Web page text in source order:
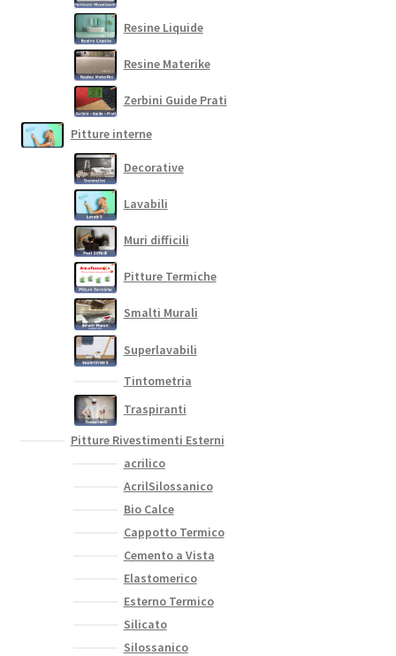
Resine Liquide
Resine Materike
Zerbini Guide Prati
Pitture interne
Decorative
Lavabili
Muri difficili
Pitture Termiche
Smalti Murali
Superlavabili
Tintometria
Traspiranti
Pitture Rivestimenti Esterni
acrilico
AcrilSilossanico
Bio Calce
Cappotto Termico
Cemento a Vista
Elastomerico
Esterno Termico
Silicato
Silossanico